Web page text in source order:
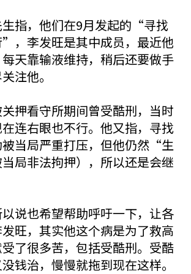
指，他们在9月发起的“寻找
，李发旺是其中成员，最近他
天靠输液维持，稍后还要做手
注他。
押看守所期间曾受酷刑，当时
连右眼也不行。他又指，寻找
当局严重打压，但他仍然“生
局非法拘押），所以还是会继
说也希望帮助呼吁一下，让各
旺，其实他这个病是为了救高
了很多苦，包括受酷刑。受酷
钱治，慢慢就拖到现在这样。